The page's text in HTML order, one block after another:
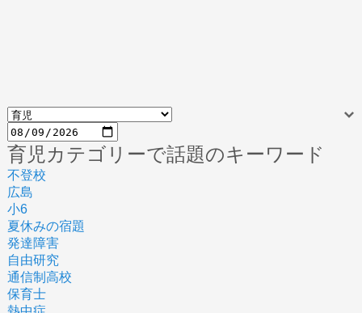
育児カテゴリーで話題のキーワード
不登校
広島
小6
夏休みの宿題
発達障害
自由研究
通信制高校
保育士